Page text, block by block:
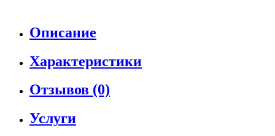
Описание
Характеристики
Отзывов (0)
Услуги